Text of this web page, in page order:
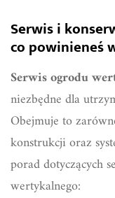
Serwis i
co powinieneś
Serwis ogrodu
niezbędne dla
Obejmuje to
konstrukcji oraz
porad dotyczących
wertykalnego: